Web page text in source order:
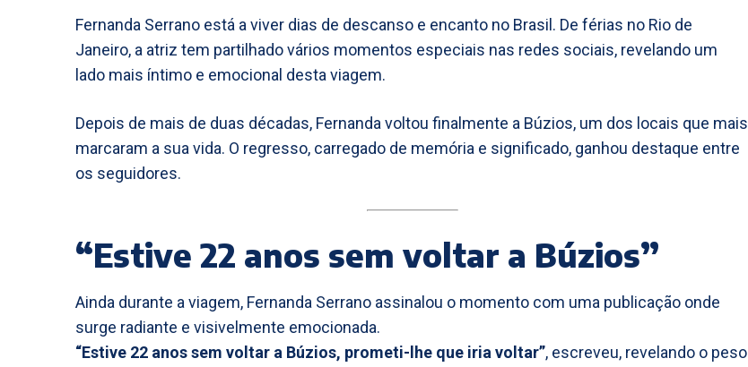
Fernanda Serrano está a viver dias de descanso e encanto no Brasil. De férias no Rio de
Janeiro, a atriz tem partilhado vários momentos especiais nas redes sociais, revelando um
lado mais íntimo e emocional desta viagem.
Depois de mais de duas décadas, Fernanda voltou finalmente a Búzios, um dos locais que mais
marcaram a sua vida. O regresso, carregado de memória e significado, ganhou destaque entre
os seguidores.
“Estive 22 anos sem voltar a Búzios”
Ainda durante a viagem, Fernanda Serrano assinalou o momento com uma publicação onde
surge radiante e visivelmente emocionada.
“Estive 22 anos sem voltar a Búzios, prometi-lhe que iria voltar”, escreveu, revelando o peso